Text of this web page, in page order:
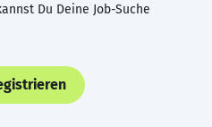
Du Deine Job-Suche